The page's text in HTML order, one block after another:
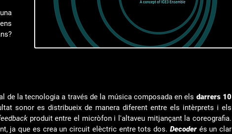
de la tecnologia a través de la música composada en els darrers 10
sonor es distribueix de manera diferent entre els intèrprets i els
produit entre el micròfon i l'altaveu mitjançant la coreografia.
ja que es crea un circuit elèctric entre tots dos. Decoder és un clar